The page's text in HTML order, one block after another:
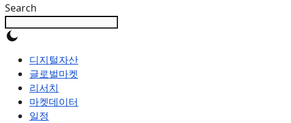
Search
디지털자산
글로벌마켓
리서치
마켓데이터
일정